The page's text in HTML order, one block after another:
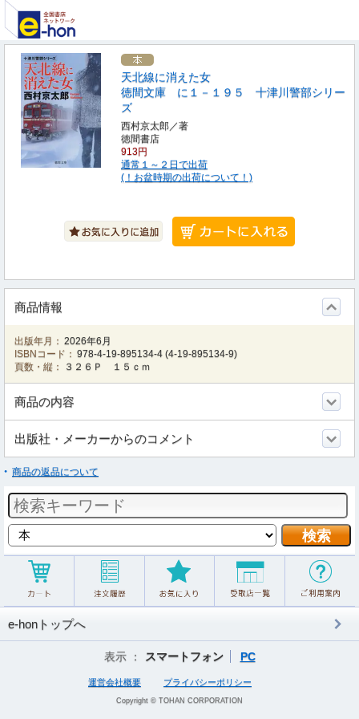
天北線に消えた女
徳間文庫 に１－１９５ 十津川警部シリー
ズ
西村京太郎／著
徳間書店
913円
通常１～２日で出荷
(！お盆時期の出荷について！)
商品情報
出版年月： 2026年6月
ISBNコード： 978-4-19-895134-4 (4-19-895134-9)
頁数・縦：
３２６Ｐ １５ｃｍ
商品の内容
出版社・メーカーからのコメント
商品の返品について
e-honトップへ
表示 ： スマートフォン PC
運営会社概要 プライバシーポリシー
Copyright © TOHAN CORPORATION